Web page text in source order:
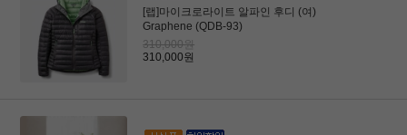
[랩]마이크로라이트 알파인 후디 (여)
Graphene (QDB-93)
310,000원
310,000원